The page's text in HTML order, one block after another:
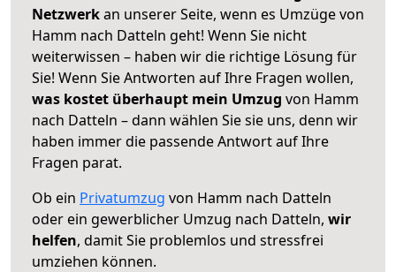
Netzwerkan unserer Seite, wenn es Umzüge von
Hamm nach Datteln geht! Wenn Sie nicht
weiterwissen – haben wir die richtige Lösung für
Sie! Wenn Sie Antworten auf Ihre Fragen wollen,
was kostet überhaupt mein Umzug von Hamm
nach Datteln – dann wählen Sie sie uns, denn wir
haben immer die passende Antwort auf Ihre
Fragen parat.
Ob ein Privatumzug von Hamm nach Datteln
oder ein gewerblicher Umzug nach Datteln, wir
helfen, damit Sie problemlos und stressfrei
umziehen können.